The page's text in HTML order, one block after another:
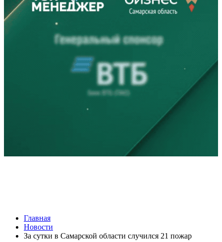
Поваленные деревья и оборванные провода: Вячеслав
Федорищев рассказал о последствиях непогоды
09.08.2026 | 18:18
Главная
Новости
За сутки в Самарской области случился 21 пожар